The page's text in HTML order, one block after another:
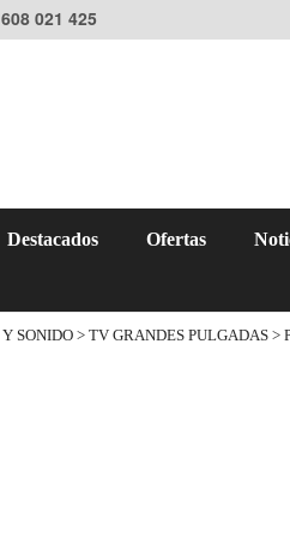
021 425
Destacados Ofertas
SONIDO > TV GRANDES PULGADAS >